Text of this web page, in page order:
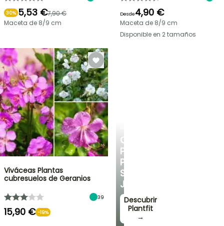
CONSEJOS
PERSONALIZADOS
PARA
SU
JARDÍN
Descubrir
Plantfit
→
30% 5,53 €7,90 €
Maceta de 8/9 cm
Desde4,90 €
Maceta de 8/9 cm
Disponible en 2 tamaños
Viváceas Plantas
cubresuelos de Geranios
39
15,90 € -19%